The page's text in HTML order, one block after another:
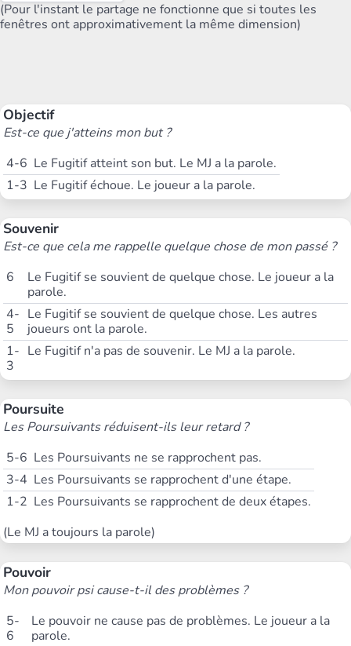
(Pour l'instant le partage ne fonctionne que si toutes les
fenêtres ont approximativement la même dimension)
Objectif
Est-ce que j'atteins mon but ?
4-6 Le Fugitif atteint son but. Le MJ a la parole.
1-3 Le Fugitif échoue. Le joueur a la parole.
Souvenir
Est-ce que cela me rappelle quelque chose de mon passé ?
6
Le Fugitif se souvient de quelque chose. Le joueur a la
parole.
4-
5
Le Fugitif se souvient de quelque chose. Les autres
joueurs ont la parole.
1-
3
Le Fugitif n'a pas de souvenir. Le MJ a la parole.
Poursuite
Les Poursuivants réduisent-ils leur retard ?
5-6 Les Poursuivants ne se rapprochent pas.
3-4 Les Poursuivants se rapprochent d'une étape.
1-2 Les Poursuivants se rapprochent de deux étapes.
(Le MJ a toujours la parole)
Pouvoir
Mon pouvoir psi cause-t-il des problèmes ?
5-
6
Le pouvoir ne cause pas de problèmes. Le joueur a la
parole.